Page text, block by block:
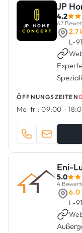
Einloggen
JP
4.2
67
2.7
L-
ÖFFNUNGSZEITEN
Mo-fr : 09:00 -
Eni-
5.0
4
6.0
L-